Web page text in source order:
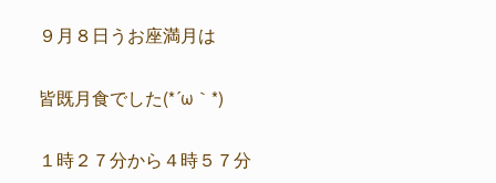
９月８日うお座満月は
皆既月食でした(*´ω｀*)
１時２７分から４時５７分